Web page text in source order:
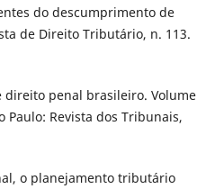
do descumprimento de
de Direito Tributário, n. 113.
direito penal brasileiro. Volume
Paulo: Revista dos Tribunais,
o planejamento tributário